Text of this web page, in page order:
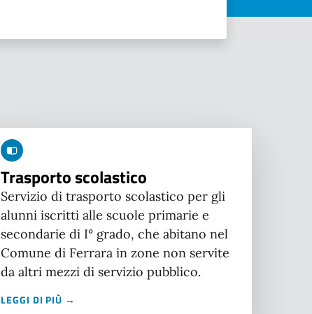
Trasporto scolastico
Servizio di trasporto scolastico per gli
alunni iscritti alle scuole primarie e
secondarie di I° grado, che abitano nel
Comune di Ferrara in zone non servite
da altri mezzi di servizio pubblico.
LEGGI DI PIÙ →